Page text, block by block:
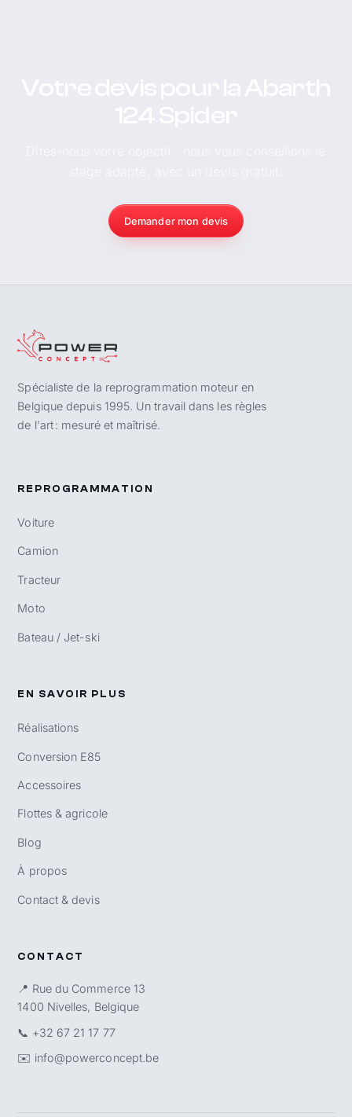
Demander mon devis
Spécialiste de la reprogrammation moteur en
Belgique depuis 1995. Un travail dans les règles
de l'art : mesuré et maîtrisé.
REPROGRAMMATION
Voiture
Camion
Tracteur
Moto
Bateau / Jet-ski
EN SAVOIR PLUS
Réalisations
Conversion E85
Accessoires
Flottes & agricole
Blog
À propos
Contact & devis
CONTACT
📍 Rue du Commerce 13
1400 Nivelles, Belgique
📞 +32 67 21 17 77
✉️ info@powerconcept.be